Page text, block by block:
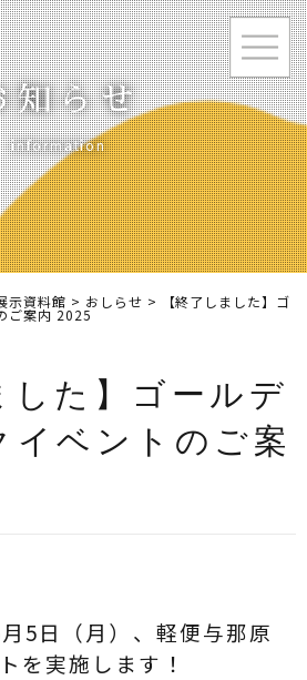
知らせ
information
示資料館 > おしらせ > 【終了しました】ゴ
ご案内 2025
した】ゴールデ
イベントのご案
5日（月）、軽便与那原
を実施します！